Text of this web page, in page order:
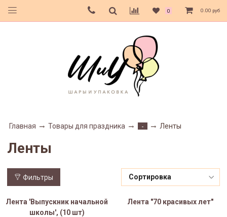
0 0.00 руб
Главная Товары для праздника - Ленты
Ленты
Фильтры
Лента 'Выпускник начальной
школы', (10 шт)
Лента "70 красивых лет"